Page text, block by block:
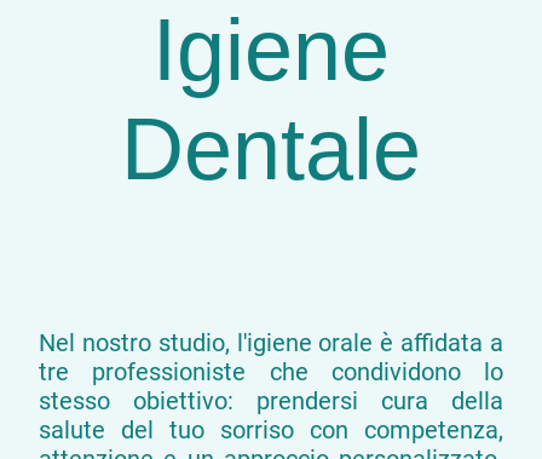
Igiene
Dentale
Nel nostro studio, l'igiene orale è affidata a
tre professioniste che condividono lo
stesso obiettivo: prendersi cura della
salute del tuo sorriso con competenza,